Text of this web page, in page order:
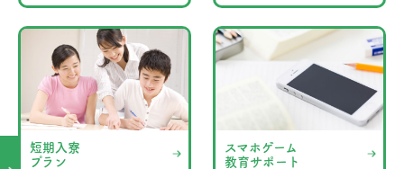
短期入寮
プラン
スマホゲーム
教育サポート